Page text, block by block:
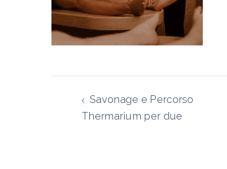
articoloSavonage e Percorso
Thermarium per due